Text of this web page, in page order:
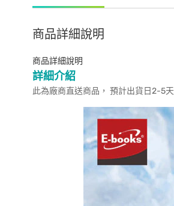
商品詳細說明
商品詳細說明
詳細介紹
此為廠商直送商品， 預計出貨日2-5天